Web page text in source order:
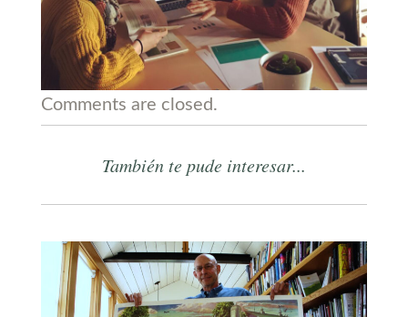
Comments are closed.
También te pude interesar...